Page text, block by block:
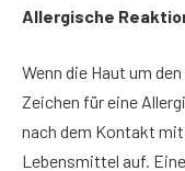
Allergische
Wenn die Haut um
Zeichen für eine
nach dem Kontakt
Lebensmittel auf.